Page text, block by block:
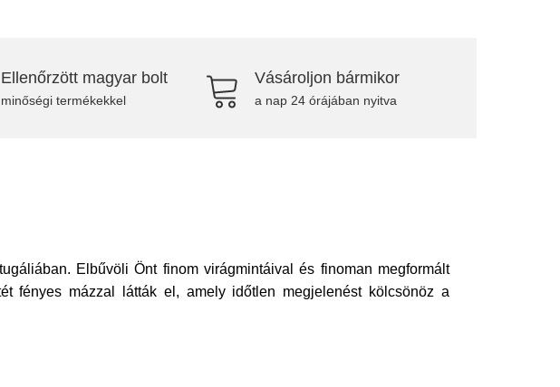
Ellenőrzött magyar bolt
minőségi termékekkel
Vásároljon bármikor
a nap 24 órájában nyitva
Elbűvöli Önt finom virágmintáival és finoman megformált
fényes mázzal látták el, amely időtlen megjelenést kölcsönöz a